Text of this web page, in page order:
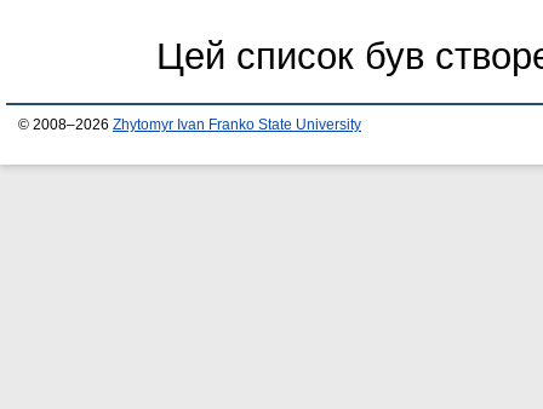
Цей список був
© 2008–2026 Zhytomyr Ivan Franko State University